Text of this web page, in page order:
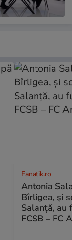
Fanatik.ro
Antonia
Bîrligea, și
Salanță, au
FCSB – FC